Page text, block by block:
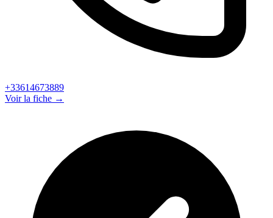
+33614673889
Voir la fiche →